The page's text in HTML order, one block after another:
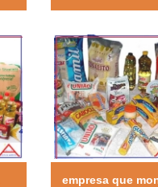
empresa que